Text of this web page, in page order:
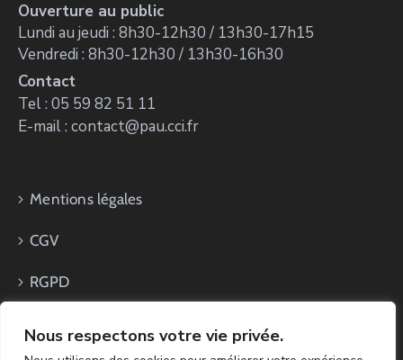
Nous respectons votre vie privée.
Ouverture au public
Lundi au jeudi : 8h30-12h30 / 13h30-17h15
Vendredi : 8h30-12h30 / 13h30-16h30
Contact
Tel : 05 59 82 51 11
E-mail : contact@pau.cci.fr
Mentions légales
CGV
RGPD